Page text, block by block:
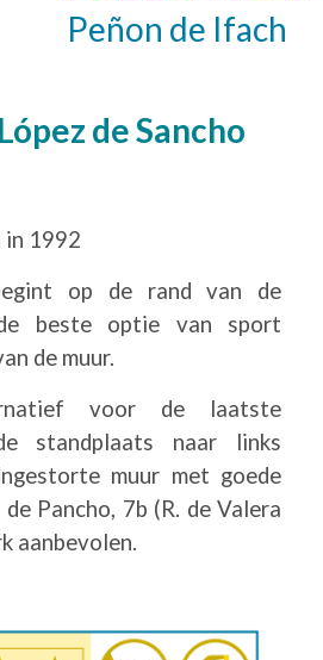
Peñon de Ifach
de Sancho
in 1992
op de rand van de
beste optie van sport
de muur.
voor de laatste
standplaats naar links
muur met goede
Pancho, 7b (R. de Valera
aanbevolen.